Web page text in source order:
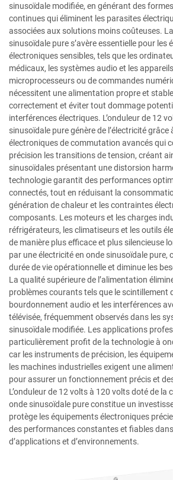
sinusoïdale modifiée, en générant des formes
continues qui éliminent les parasites
associées aux solutions moins coûteuses.
sinusoïdale pure s’avère essentielle pour les
électroniques sensibles, tels que les
médicaux, les systèmes audio et les
microprocesseurs ou de commandes
nécessitent une alimentation propre et
correctement et éviter tout dommage
interférences électriques. L’onduleur de 12
sinusoïdale pure génère de l’électricité grâce
électroniques de commutation avancés qui
précision les transitions de tension, créant
sinusoïdales présentant une distorsion
technologie garantit des performances
connectés, tout en réduisant la
génération de chaleur et les contraintes
composants. Les moteurs et les charges
réfrigérateurs, les climatiseurs et les outils
de manière plus efficace et plus silencieuse
par une électricité en onde sinusoïdale pure,
durée de vie opérationnelle et diminue les
La qualité supérieure de l’alimentation
problèmes courants tels que le scintillement
bourdonnement audio et les interférences
télévisée, fréquemment observés dans les
sinusoïdale modifiée. Les applications
particulièrement profit de la technologie à
car les instruments de précision, les
les machines industrielles exigent une
pour assurer un fonctionnement précis et
L’onduleur de 12 volts à 120 volts doté de la
onde sinusoïdale pure constitue un
protège les équipements électroniques
des performances constantes et fiables
d’applications et d’environnements.